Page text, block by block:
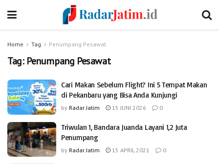
Home Tag Penumpang Pesawat
Tag: Penumpang Pesawat
Cari Makan Sebelum Flight? Ini 5 Tempat Makan
di Pekanbaru yang Bisa Anda Kunjungi
by Radar Jatim 15 JUNI 2026 0
Triwulan 1, Bandara Juanda Layani 1,2 Juta
Penumpang
by Radar Jatim 15 APRIL 2021 0